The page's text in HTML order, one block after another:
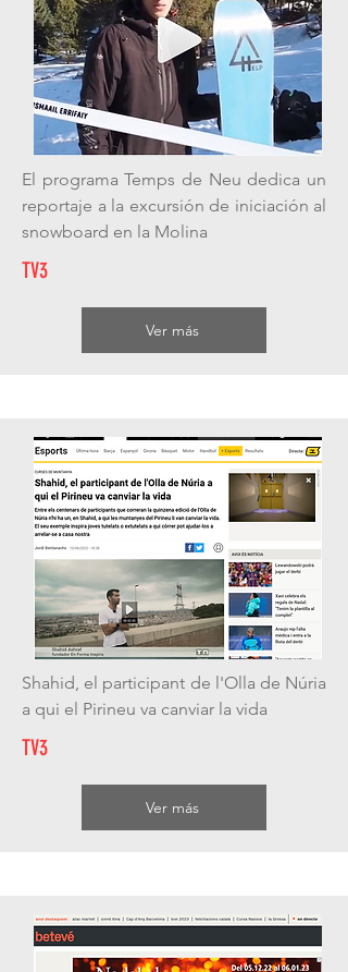
El programa Temps de Neu dedica un
reportaje a la excursión de iniciación al
snowboard en la Molina
TV3
Ver más
Shahid, el participant de l'Olla de Núria
a qui el Pirineu va canviar la vida
TV3
Ver más